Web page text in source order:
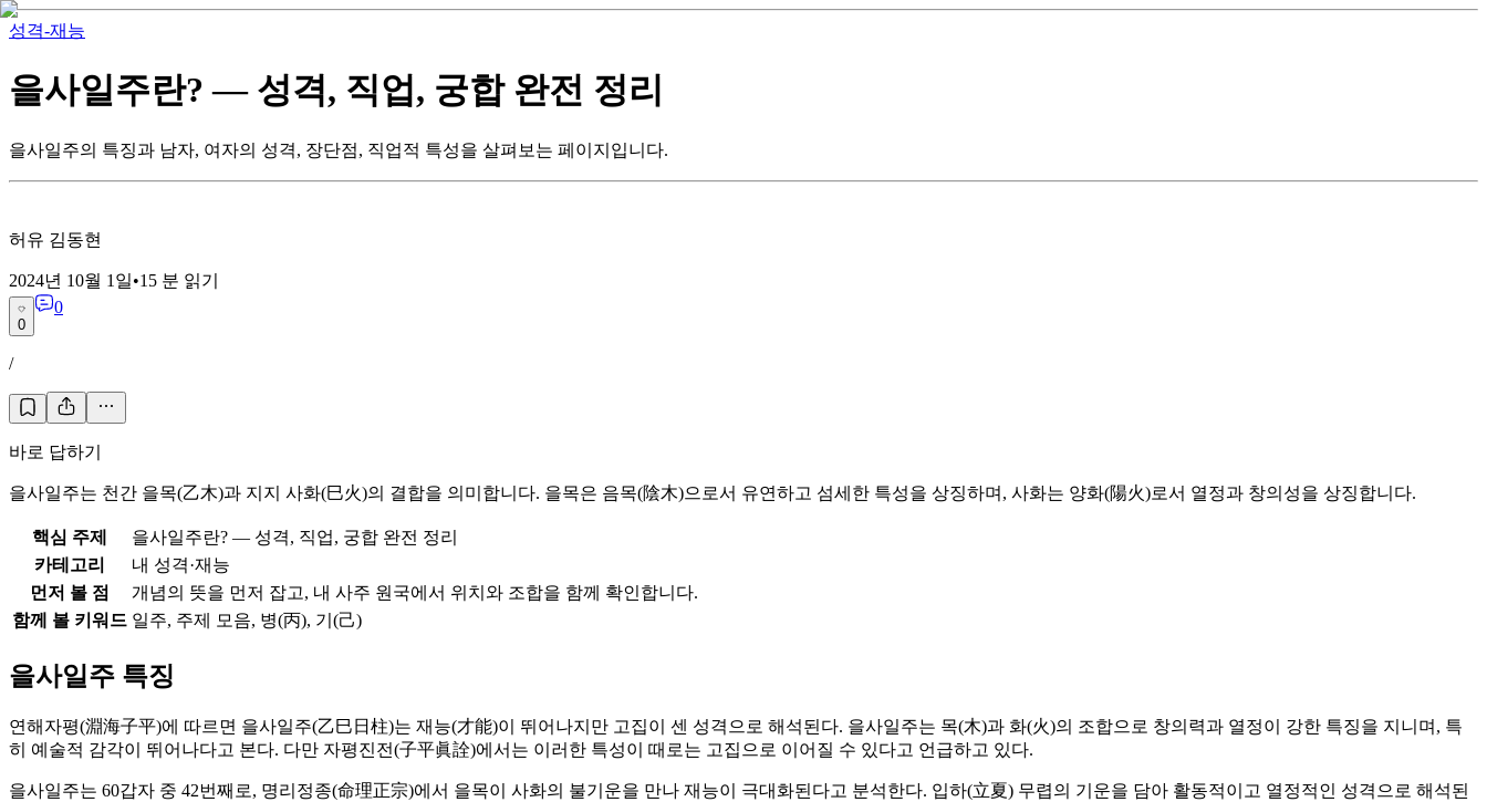
성격-재능
을사일주란? — 성격, 직업, 궁합 완전 정리
을사일주의 특징과 남자, 여자의 성격, 장단점, 직업적 특성을 살펴보는 페이지입니다.
허유 김동현
2024년 10월 1일•15 분 읽기
0
0
/
바로 답하기
을사일주는 천간 을목(乙木)과 지지 사화(巳火)의 결합을 의미합니다. 을목은 음목(陰木)으로서 유연하고 섬세한 특성을 상징하며, 사화는 양화(陽火)로서 열정과 창의성을 상징합니다.
핵심 주제
을사일주란? — 성격, 직업, 궁합 완전 정리
카테고리
내 성격·재능
먼저 볼 점
개념의 뜻을 먼저 잡고, 내 사주 원국에서 위치와 조합을 함께 확인합니다.
함께 볼 키워드 일주, 주제 모음, 병(丙), 기(己)
을사일주 특징
연해자평(淵海子平)에 따르면 을사일주(乙巳日柱)는 재능(才能)이 뛰어나지만 고집이 센 성격으로 해석된다. 을사일주는 목(木)과 화(火)의 조합으로 창의력과 열정이 강한 특징을 지니며, 특
히 예술적 감각이 뛰어나다고 본다. 다만 자평진전(子平眞詮)에서는 이러한 특성이 때로는 고집으로 이어질 수 있다고 언급하고 있다.
을사일주는 60갑자 중 42번째로, 명리정종(命理正宗)에서 을목이 사화의 불기운을 만나 재능이 극대화된다고 분석한다. 입하(立夏) 무렵의 기운을 담아 활동적이고 열정적인 성격으로 해석된